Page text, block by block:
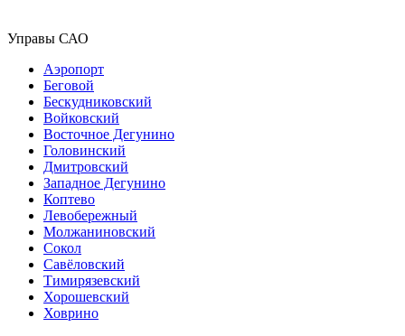
Управы САО
Аэропорт
Беговой
Бескудниковский
Войковский
Восточное Дегунино
Головинский
Дмитровский
Западное Дегунино
Коптево
Левобережный
Молжаниновский
Сокол
Савёловский
Тимирязевский
Хорошевский
Ховрино